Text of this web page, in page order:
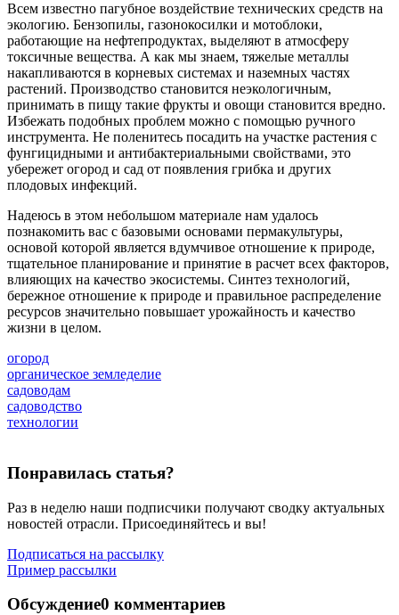
Всем известно пагубное воздействие технических средств на
экологию. Бензопилы, газонокосилки и мотоблоки,
работающие на нефтепродуктах, выделяют в атмосферу
токсичные вещества. А как мы знаем, тяжелые металлы
накапливаются в корневых системах и наземных частях
растений. Производство становится неэкологичным,
принимать в пищу такие фрукты и овощи становится вредно.
Избежать подобных проблем можно с помощью ручного
инструмента. Не поленитесь посадить на участке растения с
фунгицидными и антибактериальными свойствами, это
убережет огород и сад от появления грибка и других
плодовых инфекций.
Надеюсь в этом небольшом материале нам удалось
познакомить вас с базовыми основами пермакультуры,
основой которой является вдумчивое отношение к природе,
тщательное планирование и принятие в расчет всех факторов,
влияющих на качество экосистемы. Синтез технологий,
бережное отношение к природе и правильное распределение
ресурсов значительно повышает урожайность и качество
жизни в целом.
огород
органическое земледелие
садоводам
садоводство
технологии
Понравилась статья?
Раз в неделю наши подписчики получают сводку актуальных
новостей отрасли. Присоединяйтесь и вы!
Подписаться на рассылку
Пример рассылки
Обсуждение0 комментариев